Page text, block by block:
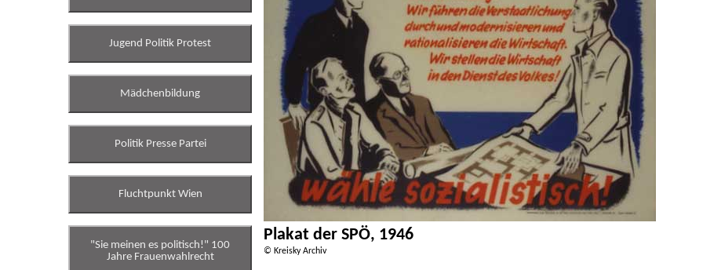
Jugend Politik Protest
Mädchenbildung
Politik Presse Partei
Fluchtpunkt Wien
"Sie meinen es politisch!" 100
Jahre Frauenwahlrecht
Plakat der SPÖ, 1946
© Kreisky Archiv